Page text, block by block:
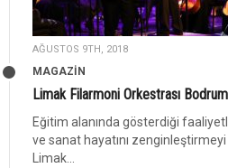
AĞUSTOS 9TH, 2018
MAGAZİN
Limak Filarmoni Orkestrası
Eğitim alanında gösterdiği
ve sanat hayatını
Limak...